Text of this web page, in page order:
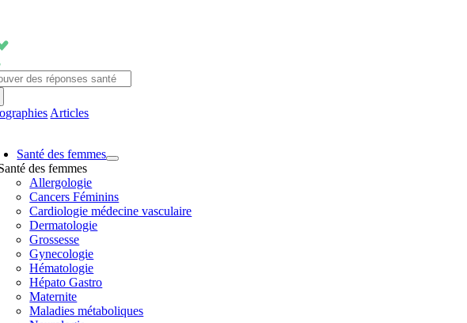
contenu
Articles
Santé des femmes
des femmes
Allergologie
Cancers Féminins
Cardiologie médecine vasculaire
Dermatologie
Grossesse
Gynecologie
Hématologie
Hépato Gastro
Maternite
Maladies métaboliques